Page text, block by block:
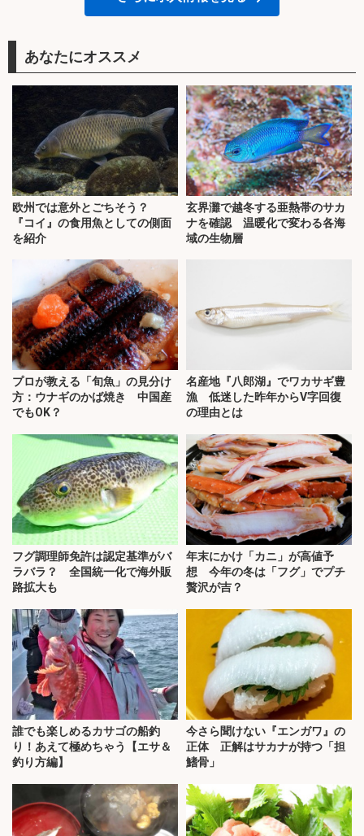
あなたにオススメ
欧州では意外とごちそう？
『コイ』の食用魚としての側面
を紹介
玄界灘で越冬する亜熱帯のサカ
ナを確認 温暖化で変わる各海
域の生物層
プロが教える「旬魚」の見分け
方：ウナギのかば焼き 中国産
でもOK？
名産地『八郎湖』でワカサギ豊
漁 低迷した昨年からV字回復
の理由とは
フグ調理師免許は認定基準がバ
ラバラ？ 全国統一化で海外販
路拡大も
年末にかけ「カニ」が高値予
想 今年の冬は「フグ」でプチ
贅沢が吉？
誰でも楽しめるカサゴの船釣
り！あえて極めちゃう【エサ＆
釣り方編】
今さら聞けない『エンガワ』の
正体 正解はサカナが持つ「担
鰭骨」